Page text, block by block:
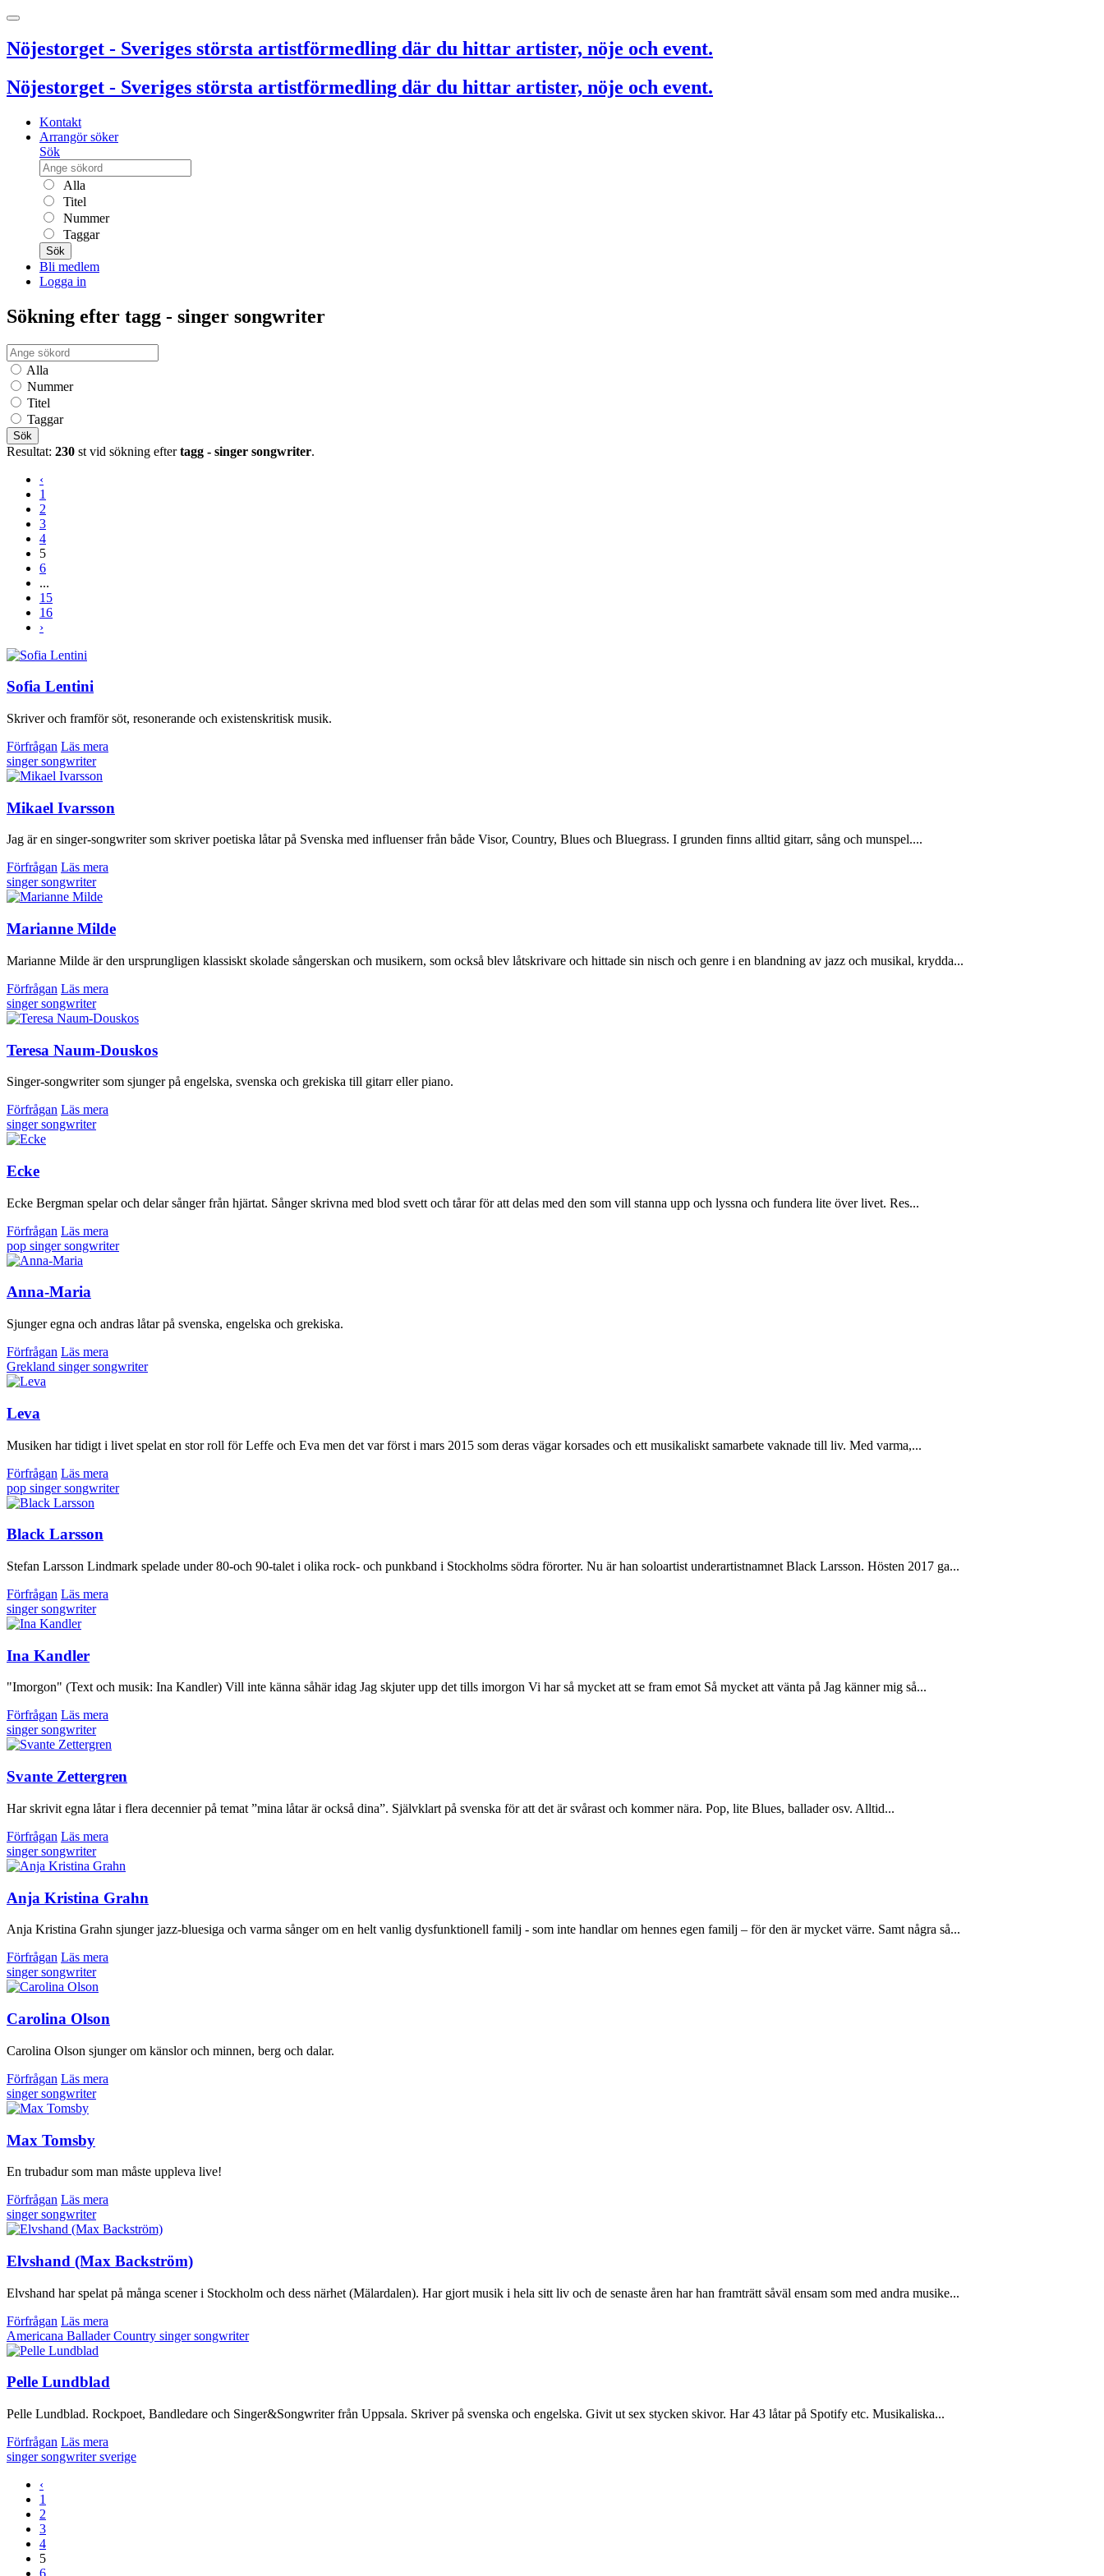
Nöjestorget - Sveriges största artistförmedling där du hittar artister, nöje och event.
Nöjestorget - Sveriges största artistförmedling där du hittar artister, nöje och event.
Kontakt
Arrangör söker
Sök
Alla
Titel
Nummer
Taggar
Sök
Bli medlem
Logga in
Sökning efter tagg - singer songwriter
Alla
Nummer
Titel
Taggar
Sök
Resultat: 230 st vid sökning eftertagg - singer songwriter.
‹
1
2
3
4
5
6
...
15
16
›
Sofia Lentini
Skriver och framför söt, resonerande och existenskritisk musik.
Förfrågan Läs mera
singer songwriter
Mikael Ivarsson
Jag är en singer-songwriter som skriver poetiska låtar på Svenska med influenser från både Visor, Country, Blues och Bluegrass. I grunden finns alltid gitarr, sång och munspel....
Förfrågan Läs mera
singer songwriter
Marianne Milde
Marianne Milde är den ursprungligen klassiskt skolade sångerskan och musikern, som också blev låtskrivare och hittade sin nisch och genre i en blandning av jazz och musikal, krydda...
Förfrågan Läs mera
singer songwriter
Teresa Naum-Douskos
Singer-songwriter som sjunger på engelska, svenska och grekiska till gitarr eller piano.
Förfrågan Läs mera
singer songwriter
Ecke
Ecke Bergman spelar och delar sånger från hjärtat. Sånger skrivna med blod svett och tårar för att delas med den som vill stanna upp och lyssna och fundera lite över livet. Res...
Förfrågan Läs mera
pop singer songwriter
Anna-Maria
Sjunger egna och andras låtar på svenska, engelska och grekiska.
Förfrågan Läs mera
Grekland singer songwriter
Leva
Musiken har tidigt i livet spelat en stor roll för Leffe och Eva men det var först i mars 2015 som deras vägar korsades och ett musikaliskt samarbete vaknade till liv. Med varma,...
Förfrågan Läs mera
pop singer songwriter
Black Larsson
Stefan Larsson Lindmark spelade under 80-och 90-talet i olika rock- och punkband i Stockholms södra förorter. Nu är han soloartist underartistnamnet Black Larsson. Hösten 2017 ga...
Förfrågan Läs mera
singer songwriter
Ina Kandler
"Imorgon" (Text och musik: Ina Kandler) Vill inte känna såhär idag Jag skjuter upp det tills imorgon Vi har så mycket att se fram emot Så mycket att vänta på Jag känner mig så...
Förfrågan Läs mera
singer songwriter
Svante Zettergren
Har skrivit egna låtar i flera decennier på temat ”mina låtar är också dina”. Självklart på svenska för att det är svårast och kommer nära. Pop, lite Blues, ballader osv. Alltid...
Förfrågan Läs mera
singer songwriter
Anja Kristina Grahn
Anja Kristina Grahn sjunger jazz-bluesiga och varma sånger om en helt vanlig dysfunktionell familj - som inte handlar om hennes egen familj – för den är mycket värre. Samt några så...
Förfrågan Läs mera
singer songwriter
Carolina Olson
Carolina Olson sjunger om känslor och minnen, berg och dalar.
Förfrågan Läs mera
singer songwriter
Max Tomsby
En trubadur som man måste uppleva live!
Förfrågan Läs mera
singer songwriter
Elvshand (Max Backström)
Elvshand har spelat på många scener i Stockholm och dess närhet (Mälardalen). Har gjort musik i hela sitt liv och de senaste åren har han framträtt såväl ensam som med andra musike...
Förfrågan Läs mera
Americana BalladerCountry singer songwriter
Pelle Lundblad
Pelle Lundblad. Rockpoet, Bandledare och Singer&Songwriter från Uppsala. Skriver på svenska och engelska. Givit ut sex stycken skivor. Har 43 låtar på Spotify etc. Musikaliska...
Förfrågan Läs mera
singer songwritersverige
‹
1
2
3
4
5
6